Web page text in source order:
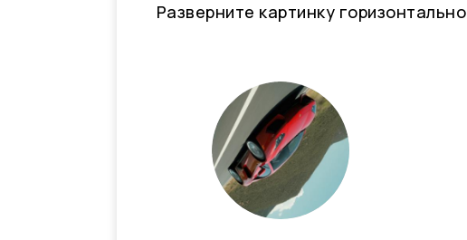
Разверните картинку горизонтально